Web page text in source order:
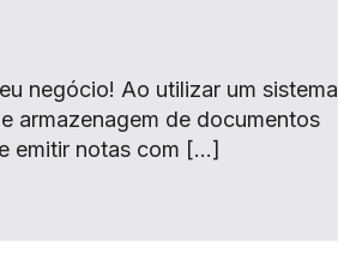
negócio! Ao utilizar um sistema
armazenagem de documentos
emitir notas com […]